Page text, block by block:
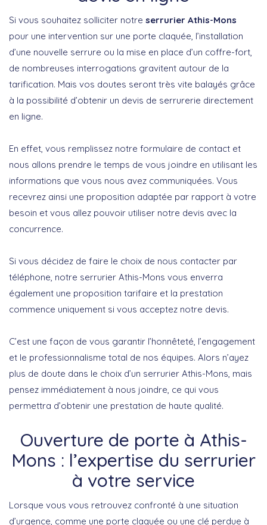
Si vous souhaitez solliciter notre serrurier Athis-Mons
pour une intervention sur une porte claquée, l’installation
d’une nouvelle serrure ou la mise en place d’un coffre-fort,
de nombreuses interrogations gravitent autour de la
tarification. Mais vos doutes seront très vite balayés grâce
à la possibilité d’obtenir un devis de serrurerie directement
en ligne.
En effet, vous remplissez notre formulaire de contact et
nous allons prendre le temps de vous joindre en utilisant les
informations que vous nous avez communiquées. Vous
recevrez ainsi une proposition adaptée par rapport à votre
besoin et vous allez pouvoir utiliser notre devis avec la
concurrence.
Si vous décidez de faire le choix de nous contacter par
téléphone, notre serrurier Athis-Mons vous enverra
également une proposition tarifaire et la prestation
commence uniquement si vous acceptez notre devis.
C’est une façon de vous garantir l’honnêteté, l’engagement
et le professionnalisme total de nos équipes. Alors n’ayez
plus de doute dans le choix d’un serrurier Athis-Mons, mais
pensez immédiatement à nous joindre, ce qui vous
permettra d’obtenir une prestation de haute qualité.
Ouverture de porte à Athis-
Mons : l’expertise du serrurier
à votre service
Lorsque vous vous retrouvez confronté à une situation
d’urgence, comme une porte claquée ou une clé perdue à